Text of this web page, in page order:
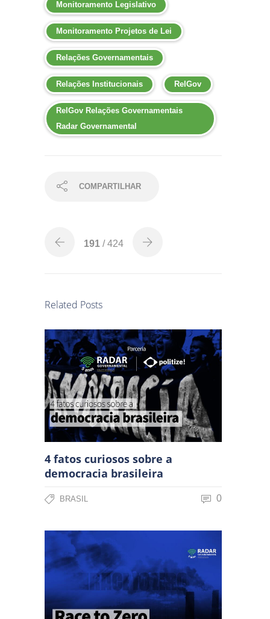
Monitoramento Legislativo
Monitoramento Projetos de Lei
Relações Governamentais
Relações Institucionais RelGov
RelGov Relações Governamentais
Radar Governamental
COMPARTILHAR
191 / 424
Related Posts
4 fatos curiosos sobre a
democracia brasileira
BRASIL 0